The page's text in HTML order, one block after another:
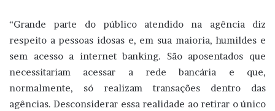
“Grande parte do público atendido na agência diz
respeito a pessoas idosas e, em sua maioria, humildes e
sem acesso a internet banking. São aposentados que
necessitariam acessar a rede bancária e que,
normalmente, só realizam transações dentro das
agências. Desconsiderar essa realidade ao retirar o único